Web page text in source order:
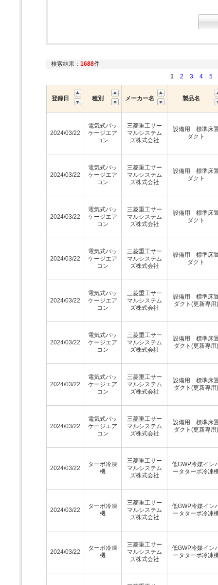
検索結果： 1688件
1
2 3 4 5
登録日 種別 メーカー名 製品名
2024/03/22
電気式パッ
ケージエア
コン
三菱重工サー
マルシステム
ズ株式会社
設備用 標準床
ダクト
2024/03/22
電気式パッ
ケージエア
コン
三菱重工サー
マルシステム
ズ株式会社
設備用 標準床
ダクト
2024/03/22
電気式パッ
ケージエア
コン
三菱重工サー
マルシステム
ズ株式会社
設備用 標準床
ダクト
2024/03/22
電気式パッ
ケージエア
コン
三菱重工サー
マルシステム
ズ株式会社
設備用 標準床
ダクト
2024/03/22
電気式パッ
ケージエア
コン
三菱重工サー
マルシステム
ズ株式会社
設備用 標準床
ダクト(更新専用)
2024/03/22
電気式パッ
ケージエア
コン
三菱重工サー
マルシステム
ズ株式会社
設備用 標準床
ダクト(更新専用)
2024/03/22
電気式パッ
ケージエア
コン
三菱重工サー
マルシステム
ズ株式会社
設備用 標準床
ダクト(更新専用)
2024/03/22
電気式パッ
ケージエア
コン
三菱重工サー
マルシステム
ズ株式会社
設備用 標準床
ダクト(更新専用)
2024/03/22
ターボ冷凍
機
三菱重工サー
マルシステム
ズ株式会社
低GWP冷媒イン
ータターボ冷凍
2024/03/22
ターボ冷凍
機
三菱重工サー
マルシステム
ズ株式会社
低GWP冷媒イン
ータターボ冷凍
2024/03/22
ターボ冷凍
機
三菱重工サー
マルシステム
ズ株式会社
低GWP冷媒イン
ータターボ冷凍